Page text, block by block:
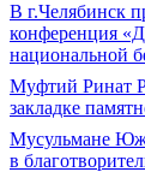
В г.Челябинск
конференция
национальной
Муфтий Ринат
закладке
Мусульмане
в